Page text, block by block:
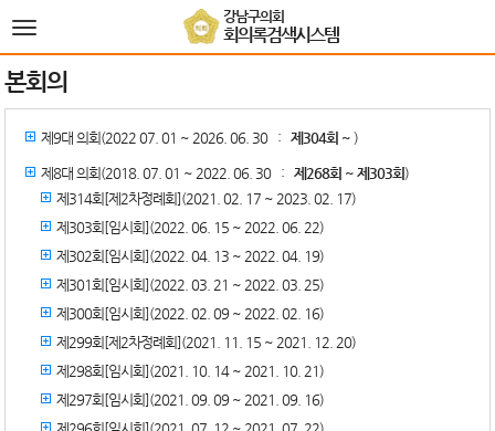
전
메
뉴
강남구의회
회의록검색시스템
본회의
제9대 의회(2022 07. 01 ~ 2026. 06. 30 :제304회 ~)
제8대 의회(2018. 07. 01 ~ 2022. 06. 30 :제268회 ~ 제303회)
제314회[제2차정례회](2021. 02. 17 ~ 2023. 02. 17)
제303회[임시회](2022. 06. 15 ~ 2022. 06. 22)
제302회[임시회](2022. 04. 13 ~ 2022. 04. 19)
제301회[임시회](2022. 03. 21 ~ 2022. 03. 25)
제300회[임시회](2022. 02. 09 ~ 2022. 02. 16)
제299회[제2차정례회](2021. 11. 15 ~ 2021. 12. 20)
제298회[임시회](2021. 10. 14 ~ 2021. 10. 21)
제297회[임시회](2021. 09. 09 ~ 2021. 09. 16)